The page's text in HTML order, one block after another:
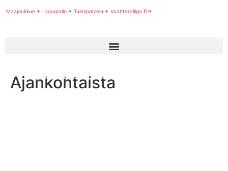
Maajoukkue Lippupallo Tulospalvelu Vaahteraliiga.fi
Ajankohtaista
Trojans varmisti kotiedun Naisten Vaahteraliigan